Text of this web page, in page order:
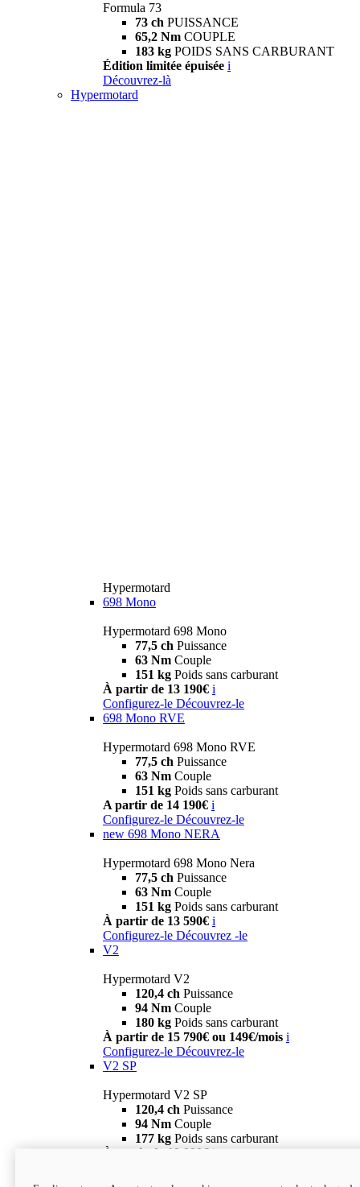
Formula 73
73 ch PUISSANCE
65,2 Nm COUPLE
183 kg POIDS SANS CARBURANT
Édition limitée épuisée i
Découvrez-là
Hypermotard
Hypermotard
698 Mono
Hypermotard 698 Mono
77,5 ch Puissance
63 Nm Couple
151 kg Poids sans carburant
À partir de 13 190€ i
Configurez-le Découvrez-le
698 Mono RVE
Hypermotard 698 Mono RVE
77,5 ch Puissance
63 Nm Couple
151 kg Poids sans carburant
A partir de 14 190€ i
Configurez-le Découvrez-le
new 698 Mono NERA
Hypermotard 698 Mono Nera
77,5 ch Puissance
63 Nm Couple
151 kg Poids sans carburant
À partir de 13 590€ i
Configurez-le Découvrez -le
V2
Hypermotard V2
120,4 ch Puissance
94 Nm Couple
180 kg Poids sans carburant
À partir de 15 790€ ou 149€/mois i
Configurez-le Découvrez-le
V2 SP
Hypermotard V2 SP
120,4 ch Puissance
94 Nm Couple
177 kg Poids sans carburant
À partir de 19 990€ i
new
V2 SP 100